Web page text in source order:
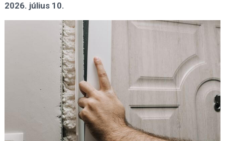
2026. július 10.